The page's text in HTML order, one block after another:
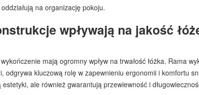
na organizację pokoju.
wpływają na jakość
mają ogromny wpływ na trwałość łóżka. Rama
odgrywa kluczową rolę w zapewnieniu ergonomii i komfortu
ale również gwarantują przewiewność i